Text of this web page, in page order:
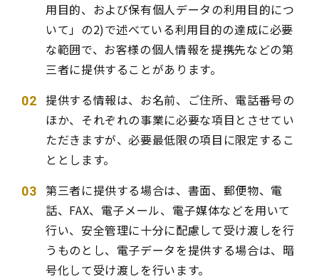
用目的、および保有個人データの利用目的につ
いて」の2)で述べている利用目的の達成に必要
な範囲で、お客様の個人情報を提携先などの第
三者に提供することがあります。
提供する情報は、お名前、ご住所、電話番号の
ほか、それぞれの事業に必要な項目とさせてい
ただきますが、必要最低限の項目に限定するこ
ととします。
第三者に提供する場合は、書面、郵便物、電
話、FAX、電子メール、電子媒体などを用いて
行い、安全管理に十分に配慮して受け渡しを行
うものとし、電子データを提供する場合は、暗
号化して受け渡しを行います。